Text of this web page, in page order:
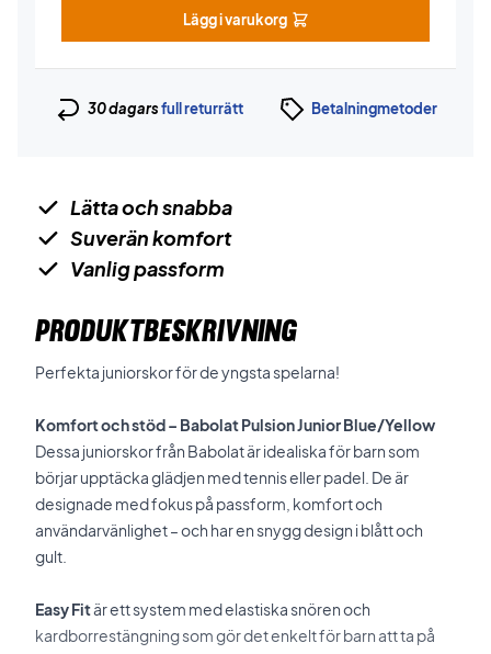
Lägg i varukorg
30 dagarsfull returrätt Betalningmetoder
Lätta och snabba
Suverän komfort
Vanlig passform
PRODUKTBESKRIVNING
Perfekta juniorskor för de yngsta spelarna!
Komfort och stöd – Babolat Pulsion Junior Blue/Yellow
Dessa juniorskor från Babolat är idealiska för barn som
börjar upptäcka glädjen med tennis eller padel. De är
designade med fokus på passform, komfort och
användarvänlighet – och har en snygg design i blått och
gult.
Easy Fitär ett system med elastiska snören och
kardborrestängning som gör det enkelt för barn att ta på